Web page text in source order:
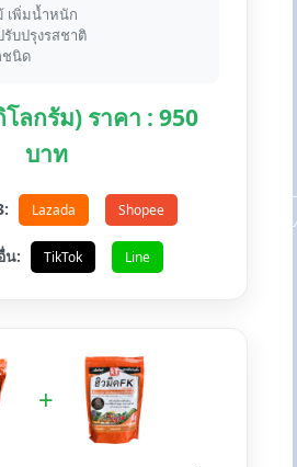
เพิ่มน้ำหนัก
บปรุงรสชาติ
ชนิด
ลกรัม) ราคา : 950
บาท
Lazada Shopee
น: TikTok Line
+